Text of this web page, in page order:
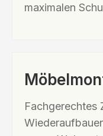
maximalen
Fachgerechtes